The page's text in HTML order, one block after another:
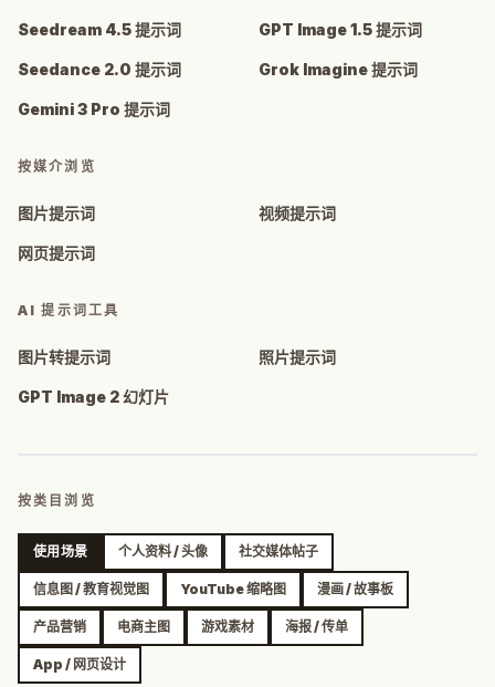
Seedream 4.5 提示词 GPT Image 1.5 提示词
Seedance 2.0 提示词 Grok Imagine 提示词
Gemini 3 Pro 提示词
按媒介浏览
图片提示词 视频提示词
网页提示词
AI 提示词工具
图片转提示词 照片提示词
GPT Image 2 幻灯片
按类目浏览
使用场景 个人资料 / 头像 社交媒体帖子
信息图 / 教育视觉图 YouTube 缩略图 漫画 / 故事板
产品营销 电商主图 游戏素材 海报 / 传单
App / 网页设计